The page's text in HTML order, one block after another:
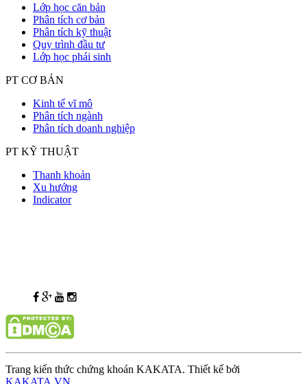
Lớp học căn bản
Phân tích cơ bản
Phân tích kỹ thuật
Quy trình đầu tư
Lớp học phái sinh
PT CƠ BẢN
Kinh tế vĩ mô
Phân tích ngành
Phân tích doanh nghiệp
PT KỸ THUẬT
Thanh khoản
Xu hướng
Indicator
Trang kiến thức chứng khoán KAKATA. Thiết kế bởi
KAKATA.VN